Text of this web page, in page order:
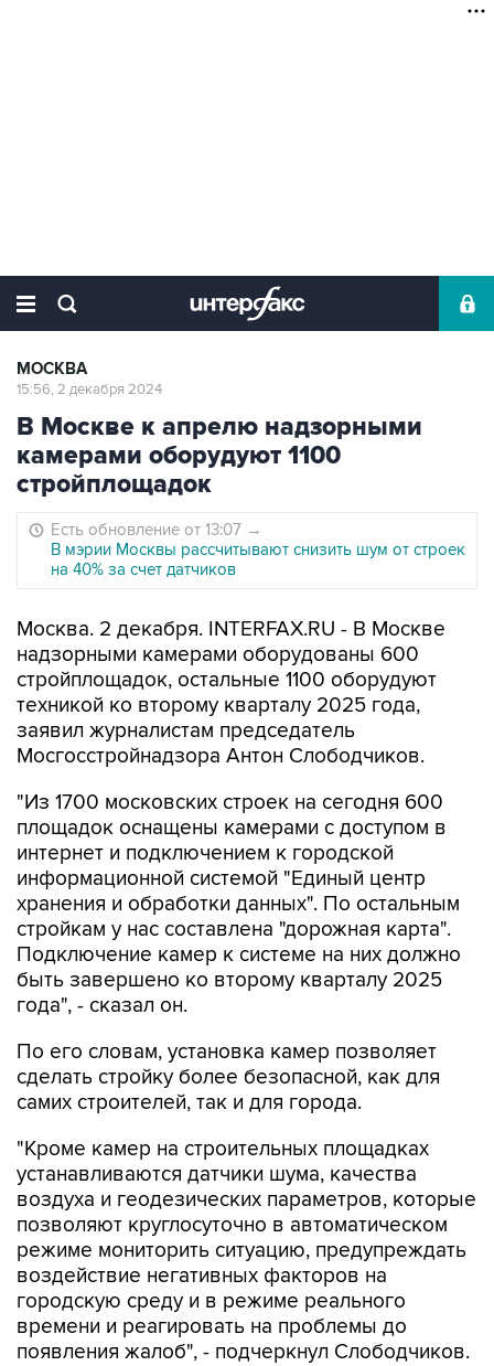
МОСКВА
15:56, 2 декабря 2024
В Москве к апрелю надзорными
камерами оборудуют 1100
стройплощадок
Есть обновление от 13:07 →
В мэрии Москвы рассчитывают снизить шум от строек
на 40% за счет датчиков
Москва. 2 декабря. INTERFAX.RU - В Москве
надзорными камерами оборудованы 600
стройплощадок, остальные 1100 оборудуют
техникой ко второму кварталу 2025 года,
заявил журналистам председатель
Мосгосстройнадзора Антон Слободчиков.
"Из 1700 московских строек на сегодня 600
площадок оснащены камерами с доступом в
интернет и подключением к городской
информационной системой "Единый центр
хранения и обработки данных". По остальным
стройкам у нас составлена "дорожная карта".
Подключение камер к системе на них должно
быть завершено ко второму кварталу 2025
года", - сказал он.
По его словам, установка камер позволяет
сделать стройку более безопасной, как для
самих строителей, так и для города.
"Кроме камер на строительных площадках
устанавливаются датчики шума, качества
воздуха и геодезических параметров, которые
позволяют круглосуточно в автоматическом
режиме мониторить ситуацию, предупреждать
воздействие негативных факторов на
городскую среду и в режиме реального
времени и реагировать на проблемы до
появления жалоб", - подчеркнул Слободчиков.